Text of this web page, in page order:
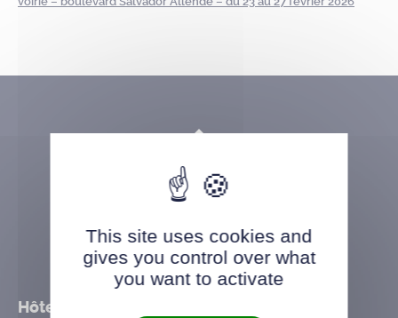
Hôtel de ville
This site uses cookies and
gives you control over what
you want to activate